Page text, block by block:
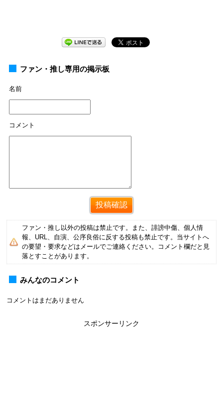
ファン・推し専用の掲示板
名前
コメント
ファン・推し以外の投稿は禁止です。また、誹謗中傷、個人情
報、URL、自演、公序良俗に反する投稿も禁止です。当サイトへ
の要望・要求などはメールでご連絡ください。コメント欄だと見
落とすことがあります。
みんなのコメント
コメントはまだありません
スポンサーリンク